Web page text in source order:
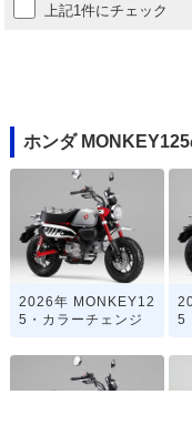
上記1件にチェック
ホンダ
2026年 MONKEY12
5・カラーチェンジ
5